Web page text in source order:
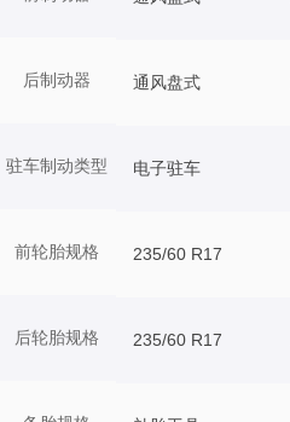
后制动器
驻车制动类型
前轮胎规格
后轮胎规格
通风盘式
电子驻车
235/60 R17
235/60 R17